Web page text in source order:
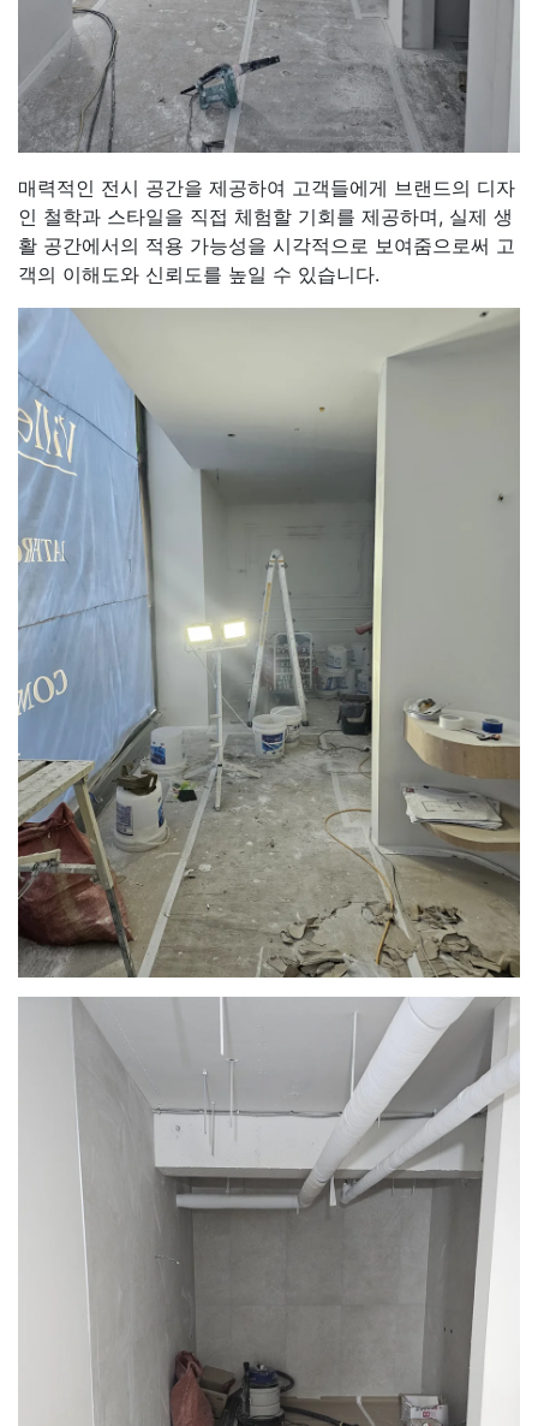
매력적인 전시 공간을 제공하여 고객들에게 브랜드의 디자
인 철학과 스타일을 직접 체험할 기회를 제공하며, 실제 생
활 공간에서의 적용 가능성을 시각적으로 보여줌으로써 고
객의 이해도와 신뢰도를 높일 수 있습니다.